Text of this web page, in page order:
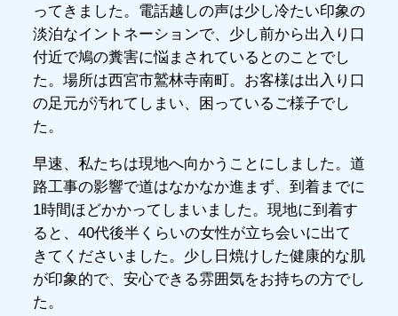
ってきました。電話越しの声は少し冷たい印象の
淡泊なイントネーションで、少し前から出入り口
付近で鳩の糞害に悩まされているとのことでし
た。場所は西宮市鷲林寺南町。お客様は出入り口
の足元が汚れてしまい、困っているご様子でし
た。
早速、私たちは現地へ向かうことにしました。道
路工事の影響で道はなかなか進まず、到着までに
1時間ほどかかってしまいました。現地に到着す
ると、40代後半くらいの女性が立ち会いに出て
きてくださいました。少し日焼けした健康的な肌
が印象的で、安心できる雰囲気をお持ちの方でし
た。